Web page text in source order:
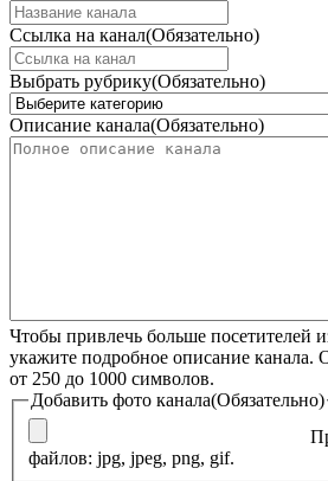
Ссылка на канал(Обязательно)
Выбрать рубрику(Обязательно)
Описание канала(Обязательно)
Чтобы привлечь больше посетителей
укажите подробное описание
от 250 до 1000 символов.
Добавить фото канала(Обязательно)
файлов: jpg, jpeg, png, gif.